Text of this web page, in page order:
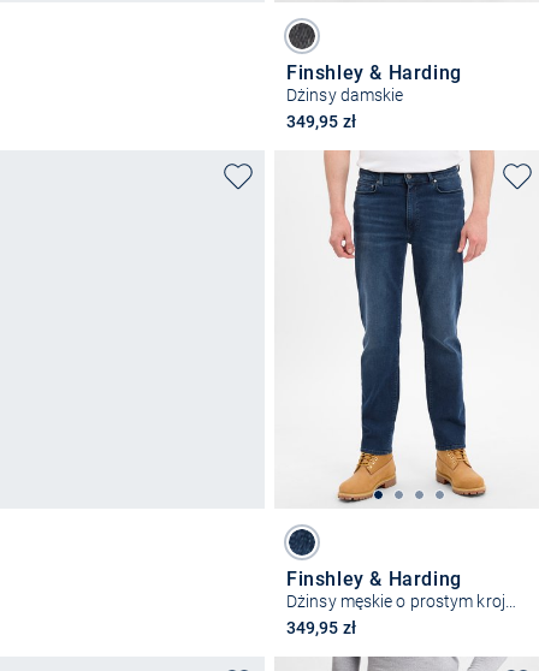
Finshley & Harding
Dżinsy damskie
349,95 zł
Finshley & Harding
349,95 zł